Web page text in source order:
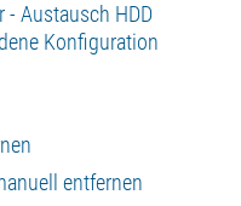
- Austausch HDD
Konfiguration
entfernen